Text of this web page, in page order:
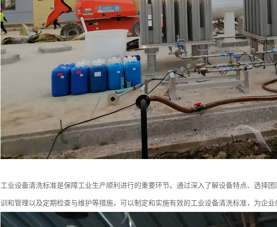
工业设备清洗标准是保障工业生产顺利进行的重要环节。通过深入了解设备特点、选择
训和管理以及定期检查与维护等措施，可以制定和实施有效的工业设备清洗标准，为企业